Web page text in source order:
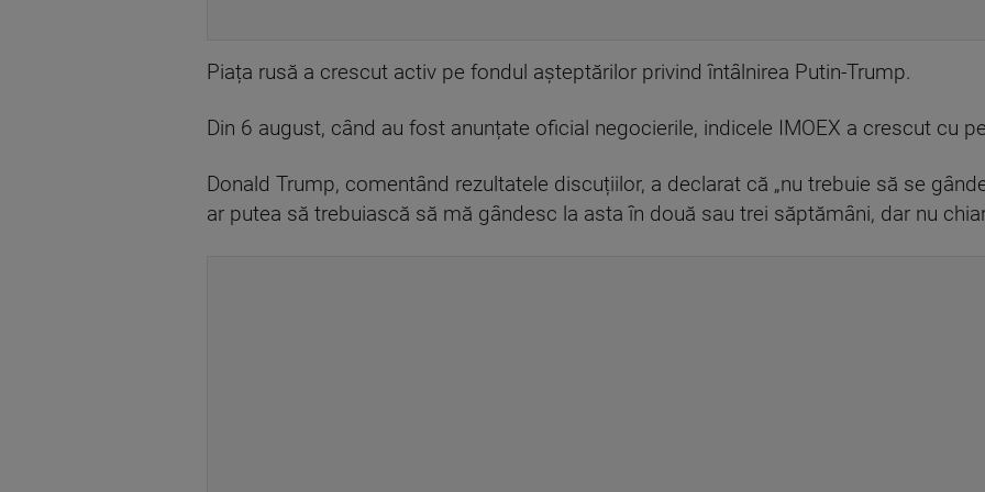
Piața rusă a crescut activ pe fondul așteptărilor privind întâlnirea Putin-Trump.
Din 6 august, când au fost anunțate oficial negocierile, indicele IMOEX a crescut cu
Donald Trump, comentând rezultatele discuțiilor, a declarat că „nu trebuie să se
ar putea să trebuiască să mă gândesc la asta în două sau trei săptămâni, dar nu